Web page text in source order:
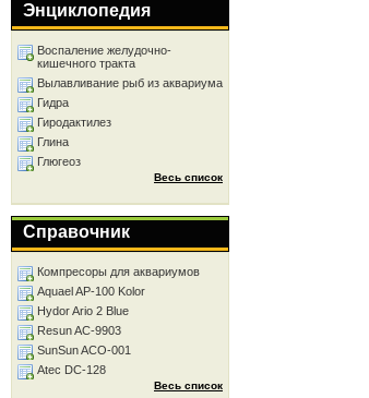
Энциклопедия
Воспаление желудочно-
кишечного тракта
Вылавливание рыб из аквариума
Гидра
Гиродактилез
Глина
Глюгеоз
Весь список
Справочник
Компресоры для аквариумов
Aquael AP-100 Kolor
Hydor Ario 2 Blue
Resun AC-9903
SunSun ACO-001
Atec DC-128
Весь список